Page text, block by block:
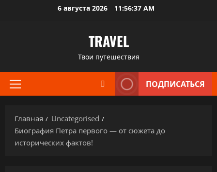
6 августа 2026 11:56:38 AM
TRAVEL
Твои путешествия
Основное
ПОДПИСАТЬСЯ
Главная
Uncategorised
Биография Петра первого — от сюжета до
исторических фактов!